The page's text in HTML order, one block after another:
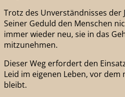
Trotz des Unverständnisses der
Seiner Geduld den Menschen
immer wieder neu, sie in das
mitzunehmen.
Dieser Weg erfordert den
Leid im eigenen Leben, vor
bleibt.